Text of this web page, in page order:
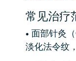
常见治疗
• 面部针灸（
淡化法令纹